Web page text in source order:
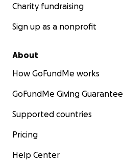
Charity fundraising
Sign up as a nonprofit
About
How GoFundMe works
GoFundMe Giving Guarantee
Supported countries
Pricing
Help Center